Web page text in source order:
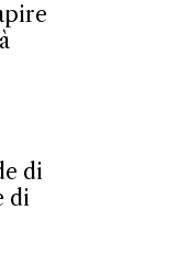
di
di